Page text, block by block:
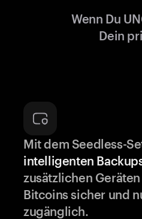
Wenn Du
Dein
Mit dem Seedless-
intelligenten
zusätzlichen
Bitcoins sicher und
zugänglich.